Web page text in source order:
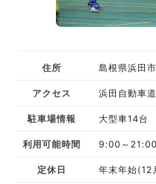
住所 島根県浜田
アクセス 浜田自動車
駐車場情報 大型車14台
利用可能時間 9:00～21:00
定休日 年末年始